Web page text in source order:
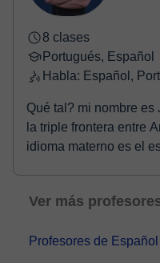
8 clases
Portugués, Español
Habla: Español,
Qué tal? mi nombre es
la triple frontera entre
idioma materno es el
Ver más
Profesores de